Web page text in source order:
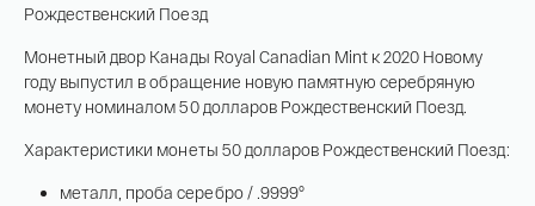
Рождественский Поезд
Монетный двор Канады Royal Canadian Mint к 2020 Новому
году выпустил в обращение новую памятную серебряную
монету номиналом 50 долларов Рождественский Поезд.
Характеристики монеты 50 долларов Рождественский Поезд:
металл, проба серебро / .9999°